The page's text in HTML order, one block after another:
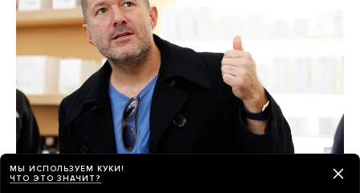
МЫ ИСПОЛЬЗУЕМ КУКИ!
ЧТО ЭТО ЗНАЧИТ?